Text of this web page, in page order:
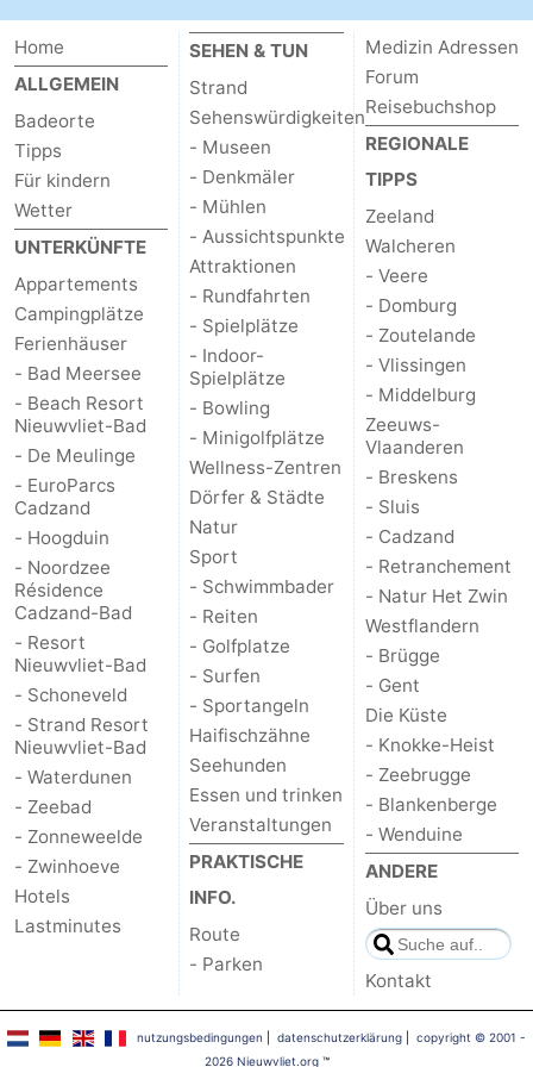
Zwin
Brügge
-
Gent
Die
Küste
-
Knokke-
Heist
-
Zeebrugge
-
Blankenberge
-
Wenduine
Wetter
Kontakt
Home
ALLGEMEIN
Badeorte
Tipps
Für kindern
Wetter
UNTERKÜNFTE
Appartements
Campingplätze
Ferienhäuser
- Bad Meersee
- Beach Resort
Nieuwvliet-Bad
- De Meulinge
- EuroParcs
Cadzand
- Hoogduin
- Noordzee
Résidence
Cadzand-Bad
- Resort
Nieuwvliet-Bad
- Schoneveld
- Strand Resort
Nieuwvliet-Bad
- Waterdunen
- Zeebad
- Zonneweelde
- Zwinhoeve
Hotels
Lastminutes
SEHEN & TUN
Strand
Sehenswürdigkeiten
- Museen
- Denkmäler
- Mühlen
- Aussichtspunkte
Attraktionen
- Rundfahrten
- Spielplätze
- Indoor-
Spielplätze
- Bowling
- Minigolfplätze
Wellness-Zentren
Dörfer & Städte
Natur
Sport
- Schwimmbader
- Reiten
- Golfplatze
- Surfen
- Sportangeln
Haifischzähne
Seehunden
Essen und trinken
Veranstaltungen
PRAKTISCHE
INFO.
Route
- Parken
Medizin Adressen
Forum
Reisebuchshop
REGIONALE
TIPPS
Zeeland
Walcheren
- Veere
- Domburg
- Zoutelande
- Vlissingen
- Middelburg
Zeeuws-
Vlaanderen
- Breskens
- Sluis
- Cadzand
- Retranchement
- Natur Het Zwin
Westflandern
- Brügge
- Gent
Die Küste
- Knokke-Heist
- Zeebrugge
- Blankenberge
- Wenduine
ANDERE
Über uns
Kontakt
nutzungsbedingungen datenschutzerklärung| copyright © 2001 -
2026 Nieuwvliet.org™